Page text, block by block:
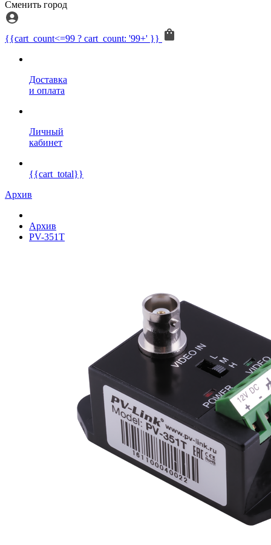
Сменить город
{{cart_count<=99 ? cart_count: '99+' }}
Доставка
и оплата
Личный
кабинет
{{cart_total}}
Архив
Архив
PV-351T